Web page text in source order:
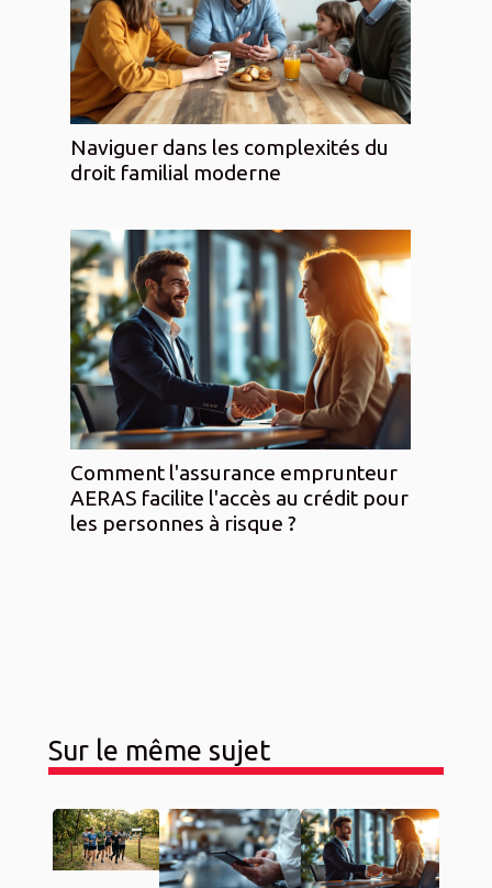
Naviguer dans les complexités du
droit familial moderne
Comment l'assurance emprunteur
AERAS facilite l'accès au crédit pour
les personnes à risque ?
Sur le même sujet